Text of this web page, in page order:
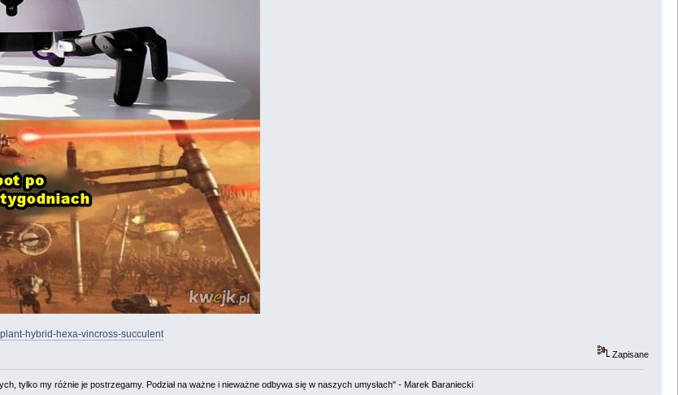
hybrid-hexa-vincross-succulent
Zapisane
tylko my różnie je postrzegamy. Podział na ważne i nieważne odbywa się w naszych umysłach" - Marek Baraniecki